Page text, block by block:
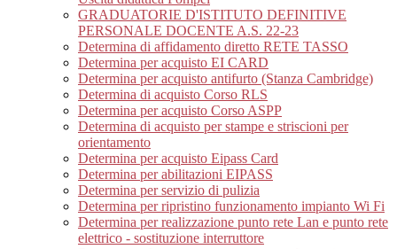
GRADUATORIE D'ISTITUTO DEFINITIVE
PERSONALE DOCENTE A.S. 22-23
Determina di affidamento diretto RETE TASSO
Determina per acquisto EI CARD
Determina per acquisto antifurto (Stanza Cambridge)
Determina di acquisto Corso RLS
Determina per acquisto Corso ASPP
Determina di acquisto per stampe e striscioni per
orientamento
Determina per acquisto Eipass Card
Determina per abilitazioni EIPASS
Determina per servizio di pulizia
Determina per ripristino funzionamento impianto Wi Fi
Determina per realizzazione punto rete Lan e punto rete
elettrico - sostituzione interruttore